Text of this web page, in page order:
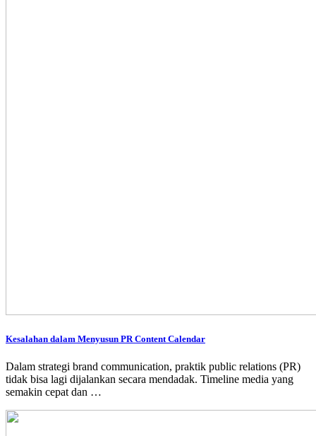
Kesalahan dalam Menyusun PR Content Calendar
Dalam strategi brand communication, praktik public relations (PR)
tidak bisa lagi dijalankan secara mendadak. Timeline media yang
semakin cepat dan …